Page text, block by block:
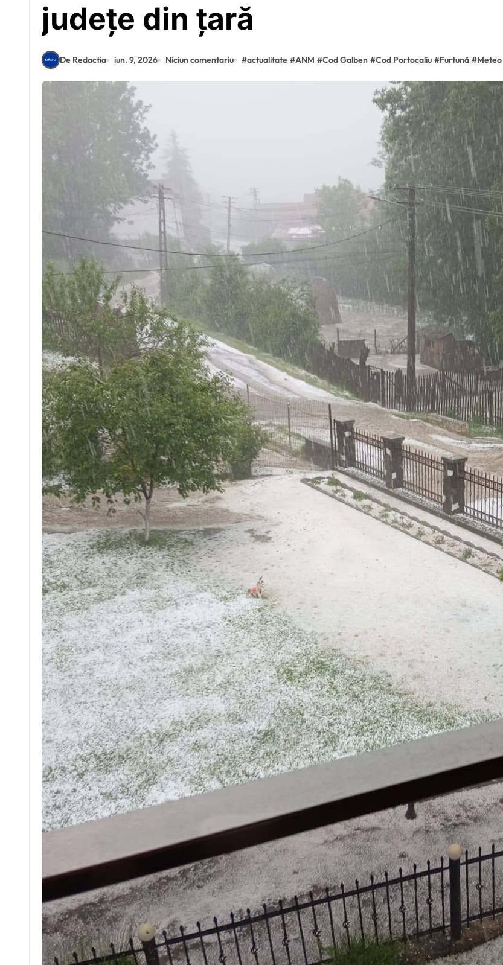
județe din țară
De Redactia iun. 9, 2026 Niciun comentariu #actualitate #ANM #Cod Galben #Cod Portocaliu #Furtună #Meteo